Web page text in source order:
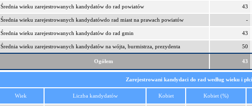
Średnia wieku zarejestrowanych kandydatów do rad powiatów 43
Średnia wieku zarejestrowanych kandydatówdo rad miast na prawach powiatów -
Średnia wieku zarejestrowanych kandydatów do rad gmin 43
Średnia wieku zarejestrowanych kandydatów na wójta, burmistrza, prezydenta 50
Ogółem 43
Zarejestrowani kandydaci do rad według wieku i płci
Wiek Liczba kandydatów Kobiet Kobiet (%)